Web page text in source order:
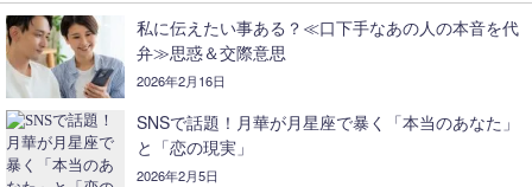
私に伝えたい事ある？≪口下手なあの人の本音を代
弁≫思惑＆交際意思
2026年2月16日
SNSで話題！月華が月星座で暴く「本当のあなた」
と「恋の現実」
2026年2月5日